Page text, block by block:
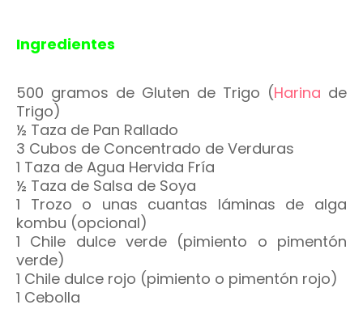
Ingredientes
500 gramos de Gluten de Trigo (Harina de
Trigo)
½ Taza de Pan Rallado
3 Cubos de Concentrado de Verduras
1 Taza de Agua Hervida Fría
½ Taza de Salsa de Soya
1 Trozo o unas cuantas láminas de alga
kombu (opcional)
1 Chile dulce verde (pimiento o pimentón
verde)
1 Chile dulce rojo (pimiento o pimentón rojo)
1 Cebolla